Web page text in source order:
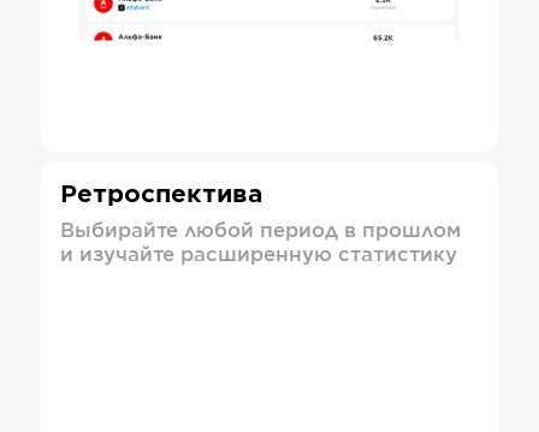
Ретроспектива
Выбирайте любой период в прошлом
и изучайте расширенную статистику